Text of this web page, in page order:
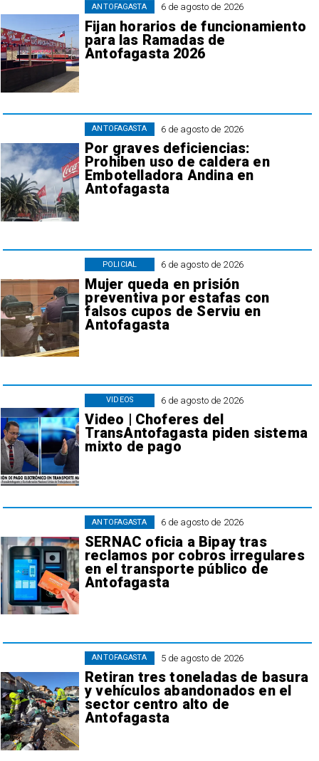
6 de agosto de 2026
Fijan horarios de funcionamiento
para las Ramadas de
Antofagasta 2026
ANTOFAGASTA
6 de agosto de 2026
Por graves deficiencias:
Prohiben uso de caldera en
Embotelladora Andina en
Antofagasta
ANTOFAGASTA
6 de agosto de 2026
Mujer queda en prisión
preventiva por estafas con
falsos cupos de Serviu en
Antofagasta
POLICIAL
6 de agosto de 2026
Video | Choferes del
TransAntofagasta piden sistema
mixto de pago
VIDEOS
6 de agosto de 2026
SERNAC oficia a Bipay tras
reclamos por cobros irregulares
en el transporte público de
Antofagasta
ANTOFAGASTA
5 de agosto de 2026
Retiran tres toneladas de basura
y vehículos abandonados en el
sector centro alto de
Antofagasta
ANTOFAGASTA